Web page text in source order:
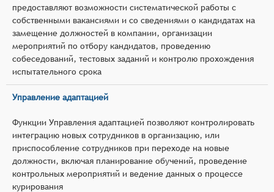
предоставляют возможности систематической работы с
собственными вакансиями и со сведениями о кандидатах на
замещение должностей в компании, организации
мероприятий по отбору кандидатов, проведению
собеседований, тестовых заданий и контролю прохождения
испытательного срока
Управление адаптацией
Функции Управления адаптацией позволяют контролировать
интеграцию новых сотрудников в организацию, или
приспособление сотрудников при переходе на новые
должности, включая планирование обучений, проведение
контрольных мероприятий и ведение данных о процессе
курирования